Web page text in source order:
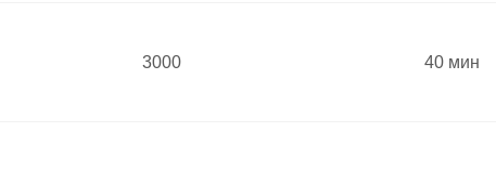
3000
40 мин